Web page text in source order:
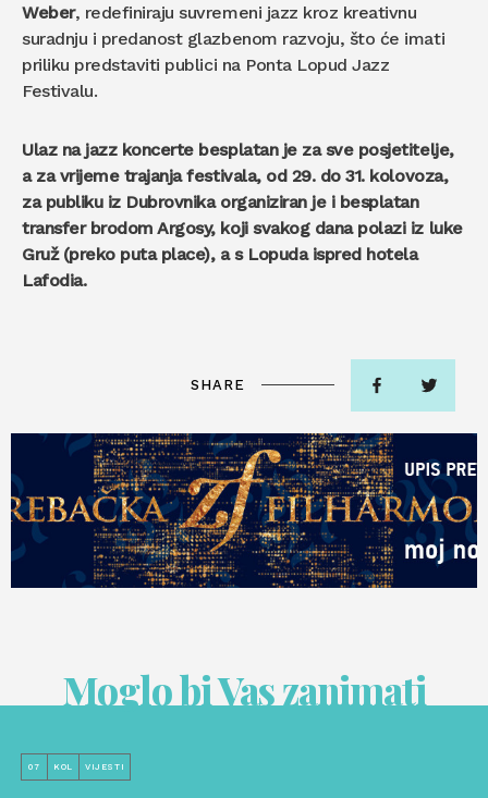
Weber, redefiniraju suvremeni jazz kroz kreativnu
suradnju i predanost glazbenom razvoju, što će imati
priliku predstaviti publici na Ponta Lopud Jazz
Festivalu.
Ulaz na jazz koncerte besplatan je za sve posjetitelje,
a za vrijeme trajanja festivala, od 29. do 31. kolovoza,
za publiku iz Dubrovnika organiziran je i besplatan
transfer brodom Argosy, koji svakog dana polazi iz luke
Gruž (preko puta place), a s Lopuda ispred hotela
Lafodia.
SHARE
Moglo bi Vas zanimati
07 KOL VIJESTI